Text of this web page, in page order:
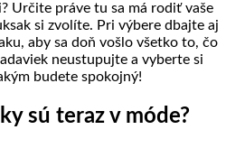
Určite práve tu sa má rodiť vaše
si zvolíte. Pri výbere dbajte aj
aby sa doň vošlo všetko to, čo
neustupujte a vyberte si
budete spokojný!
sú teraz v móde?